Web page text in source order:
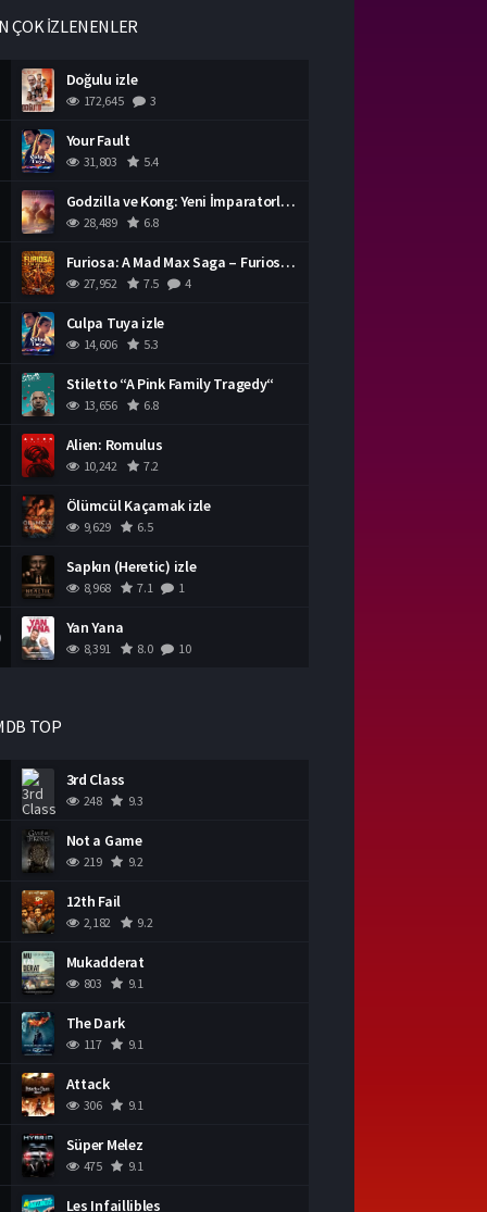
Filmleri HD izle
ÇOK İZLENENLER
Doğulu izle
172,645 3
Your Fault
31,803 5.4
Godzilla ve Kong: Yeni İmparatorluk izle
28,489 6.8
Furiosa: A Mad Max Saga – Furiosa Bir Mad Max Destanı
27,952 7.5 4
Culpa Tuya izle
14,606 5.3
Stiletto “A Pink Family Tragedy“
13,656 6.8
Alien: Romulus
10,242 7.2
Ölümcül Kaçamak izle
9,629 6.5
Sapkın (Heretic) izle
8,968 7.1 1
Yan Yana
8,391 8.0 10
TOP
3rd Class
248 9.3
Not a Game
219 9.2
12th Fail
2,182 9.2
Mukadderat
803 9.1
The Dark
117 9.1
Attack
306 9.1
Süper Melez
475 9.1
Les Infaillibles